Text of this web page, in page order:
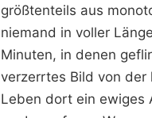
größtenteils aus
niemand in voller
Minuten, in denen
verzerrtes Bild von
Leben dort ein ewiges